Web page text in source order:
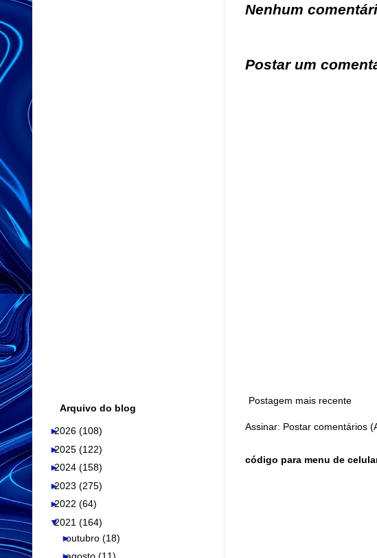
Nenhum
Postar um
Postagem mais recente
Assinar: Postar comentários
código para menu de
Arquivo do blog
►
2026 (108)
►
2025 (122)
►
2024 (158)
►
2023 (275)
►
2022 (64)
▼
2021 (164)
►
outubro (18)